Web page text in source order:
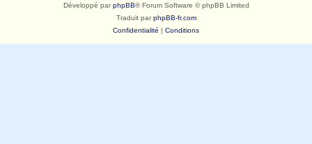
Développé parphpBB® Forum Software © phpBB Limited
Traduit parphpBB-fr.com
Confidentialité | Conditions